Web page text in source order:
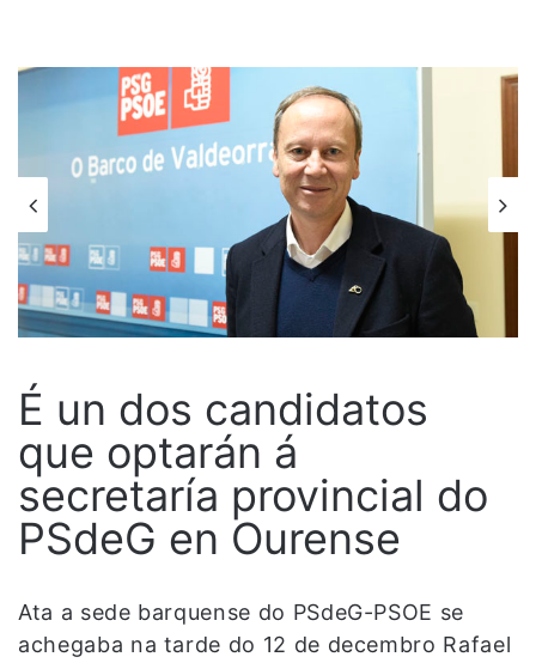
É un dos candidatos
que optarán á
secretaría provincial do
PSdeG en Ourense
Ata a sede barquense do PSdeG-PSOE se
achegaba na tarde do 12 de decembro Rafael